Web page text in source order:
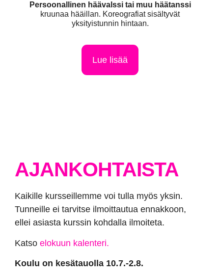
Persoonallinen häävalssi tai muu häätanssi
kruunaa hääillan. Koreografiat sisältyvät
yksityistunnin hintaan.
Lue lisää
AJANKOHTAISTA
Kaikille kursseillemme voi tulla myös yksin.
Tunneille ei tarvitse ilmoittautua ennakkoon,
ellei asiasta kurssin kohdalla ilmoiteta.
Katso elokuun kalenteri.
Koulu on kesätauolla 10.7.-2.8.